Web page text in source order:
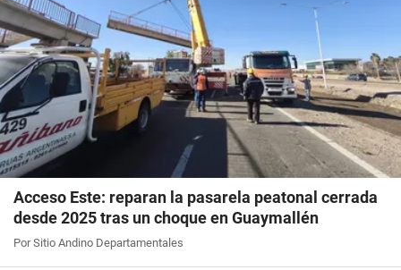
Acceso Este: reparan la pasarela peatonal cerrada
desde 2025 tras un choque en Guaymallén
Por Sitio Andino Departamentales